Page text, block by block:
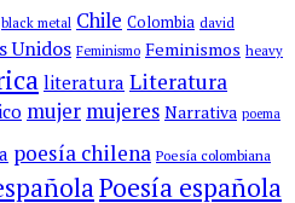
black metal Chile Colombia david
Unidos Feminismo Feminismos heavy
literatura Literatura
mujer mujeres Narrativa poema
poesía chilena Poesía colombiana
Poesía española